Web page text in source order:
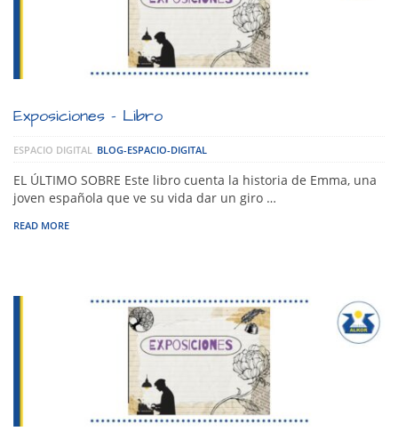
Exposiciones – Libro
ESPACIO DIGITAL BLOG-ESPACIO-DIGITAL
EL ÚLTIMO SOBRE Este libro cuenta la historia de Emma, una
joven española que ve su vida dar un giro …
READ MORE